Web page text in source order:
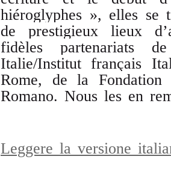
hiéroglyphes », elles se
de prestigieux lieux
fidèles partenariats
Italie/Institut français
Rome, de la
Romano. Nous les en
Leggere la versione